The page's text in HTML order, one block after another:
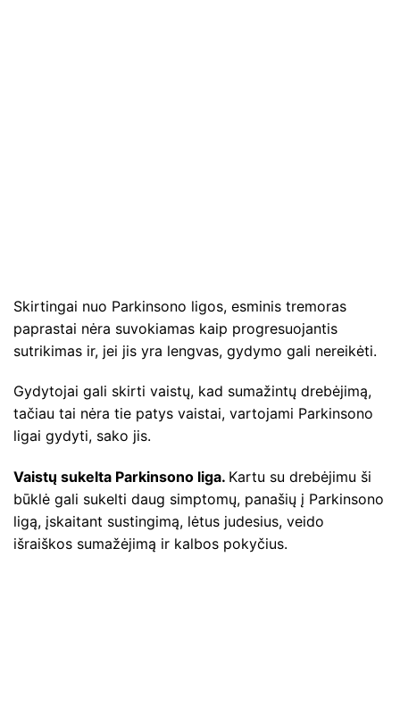
Skirtingai nuo Parkinsono ligos, esminis tremoras
paprastai nėra suvokiamas kaip progresuojantis
sutrikimas ir, jei jis yra lengvas, gydymo gali nereikėti.
Gydytojai gali skirti vaistų, kad sumažintų drebėjimą,
tačiau tai nėra tie patys vaistai, vartojami Parkinsono
ligai gydyti, sako jis.
Vaistų sukelta Parkinsono liga. Kartu su drebėjimu ši
būklė gali sukelti daug simptomų, panašių į Parkinsono
ligą, įskaitant sustingimą, lėtus judesius, veido
išraiškos sumažėjimą ir kalbos pokyčius.